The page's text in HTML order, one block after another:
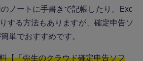
ノートに手書きで記帳したり、Exc
する方法もありますが、確定申告ソ
単でおすすめです。
【「弥生のクラウド確定申告ソフ